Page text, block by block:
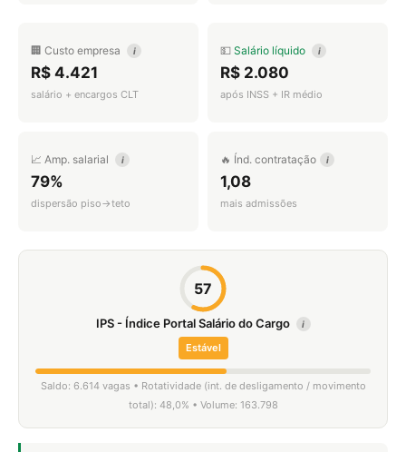
🏢 Custo empresa i
R$ 4.421
salário + encargos CLT
💵 Salário líquido i
R$ 2.080
após INSS + IR médio
📈 Amp. salarial i
79%
dispersão piso→teto
🔥 Índ. contratação i
1,08
mais admissões
57
IPS - Índice Portal Salário do Cargo i
Estável
Saldo: 6.614 vagas • Rotatividade (int. de desligamento / movimento
total): 48,0% • Volume: 163.798